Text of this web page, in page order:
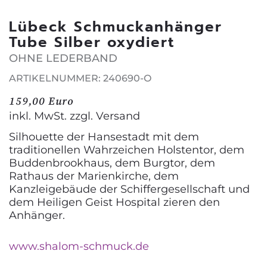
Lübeck Schmuckanhänger
Tube Silber oxydiert
OHNE LEDERBAND
ARTIKELNUMMER: 240690-O
159,00 Euro
inkl. MwSt. zzgl. Versand
Silhouette der Hansestadt mit dem
traditionellen Wahrzeichen Holstentor, dem
Buddenbrookhaus, dem Burgtor, dem
Rathaus der Marienkirche, dem
Kanzleigebäude der Schiffergesellschaft und
dem Heiligen Geist Hospital zieren den
Anhänger.
www.shalom-schmuck.de